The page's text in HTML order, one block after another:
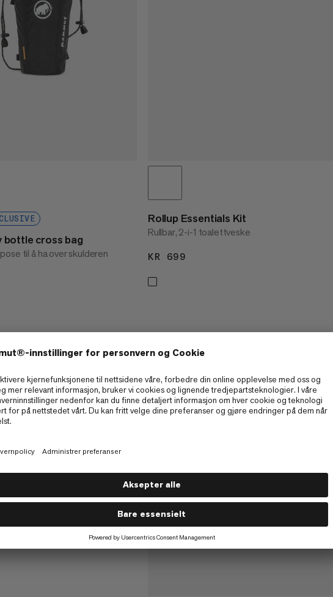
bottle cross bag
til å ha over skulderen
Rollup Essentials Kit
Rullbar, 2-i-1 toalettveske
KR 699